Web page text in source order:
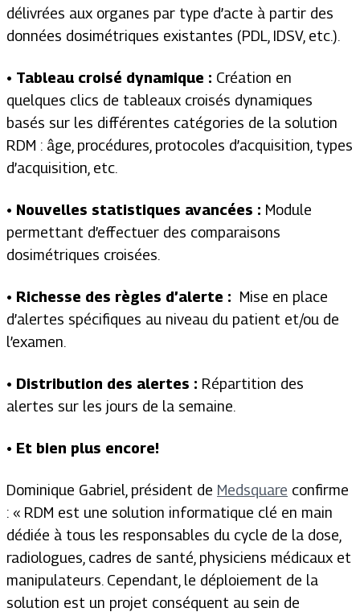
délivrées aux organes par type d’acte à partir des
données dosimétriques existantes (PDL, IDSV, etc.).
• Tableau croisé dynamique : Création en
quelques clics de tableaux croisés dynamiques
basés sur les différentes catégories de la solution
RDM : âge, procédures, protocoles d’acquisition, types
d’acquisition, etc.
• Nouvelles statistiques avancées : Module
permettant d’effectuer des comparaisons
dosimétriques croisées.
• Richesse des règles d’alerte : Mise en place
d’alertes spécifiques au niveau du patient et/ou de
l’examen.
• Distribution des alertes : Répartition des
alertes sur les jours de la semaine.
• Et bien plus encore!
Dominique Gabriel, président de Medsquare confirme
: « RDM est une solution informatique clé en main
dédiée à tous les responsables du cycle de la dose,
radiologues, cadres de santé, physiciens médicaux et
manipulateurs. Cependant, le déploiement de la
solution est un projet conséquent au sein de